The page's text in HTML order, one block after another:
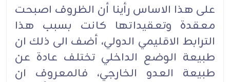
على هذا الاساس رأينا أن الظروف اصبحت
معقدة وتعقيداتها كانت بسبب هذا
الترابط الاقليمي الدولي، أضف الى ذلك ان
طبيعة الوضع الداخلي تختلف عادة عن
طبيعة العدو الخارجي، فالمعروف ان